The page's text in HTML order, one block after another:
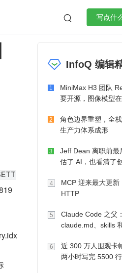
 写点什
微服务架构InfoQ 编辑
1
MiniMax H3 团队
要开源，图像模型
2
角色边界重塑，全
生产力体系成形
3
Jeff Dean 离职前最
估了 AI，也看清了
4
MCP 迎来最大更
HTTP
5
Claude Code 之父
claude.md、skills
6
近 300 万人围观卡
两小时写完 5500 行